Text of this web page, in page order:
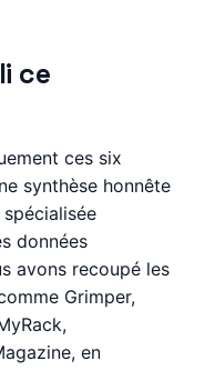
ce
ces six
synthèse honnête
données
avons recoupé les
Grimper,
en